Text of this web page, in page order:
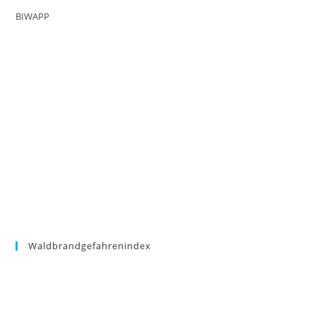
BIWAPP
Waldbrandgefahrenindex